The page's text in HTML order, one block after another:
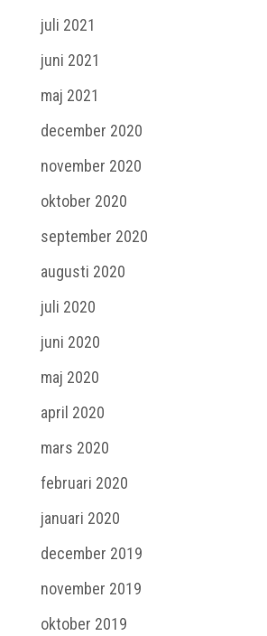
juli 2021
juni 2021
maj 2021
december 2020
november 2020
oktober 2020
september 2020
augusti 2020
juli 2020
juni 2020
maj 2020
april 2020
mars 2020
februari 2020
januari 2020
december 2019
november 2019
oktober 2019